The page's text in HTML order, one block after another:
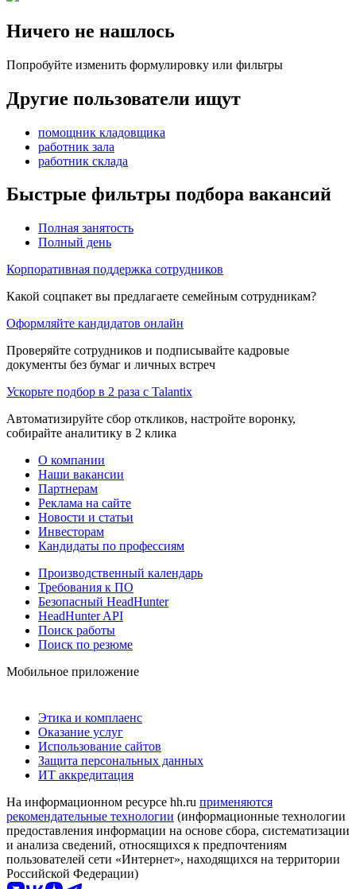
Ничего не нашлось
Попробуйте изменить формулировку или фильтры
Другие пользователи ищут
помощник кладовщика
работник зала
работник склада
Быстрые фильтры подбора вакансий
Полная занятость
Полный день
Корпоративная поддержка сотрудников
Какой соцпакет вы предлагаете семейным сотрудникам?
Оформляйте кандидатов онлайн
Проверяйте сотрудников и подписывайте кадровые
документы без бумаг и личных встреч
Ускорьте подбор в 2 раза с Talantix
Автоматизируйте сбор откликов, настройте воронку,
собирайте аналитику в 2 клика
О компании
Наши вакансии
Партнерам
Реклама на сайте
Новости и статьи
Инвесторам
Кандидаты по профессиям
Производственный календарь
Требования к ПО
Безопасный HeadHunter
HeadHunter API
Поиск работы
Поиск по резюме
Мобильное приложение
Этика и комплаенс
Оказание услуг
Использование сайтов
Защита персональных данных
ИТ аккредитация
На информационном ресурсе hh.ru применяются
рекомендательные технологии (информационные технологии
предоставления информации на основе сбора, систематизации
и анализа сведений, относящихся к предпочтениям
пользователей сети «Интернет», находящихся на территории
Российской Федерации)